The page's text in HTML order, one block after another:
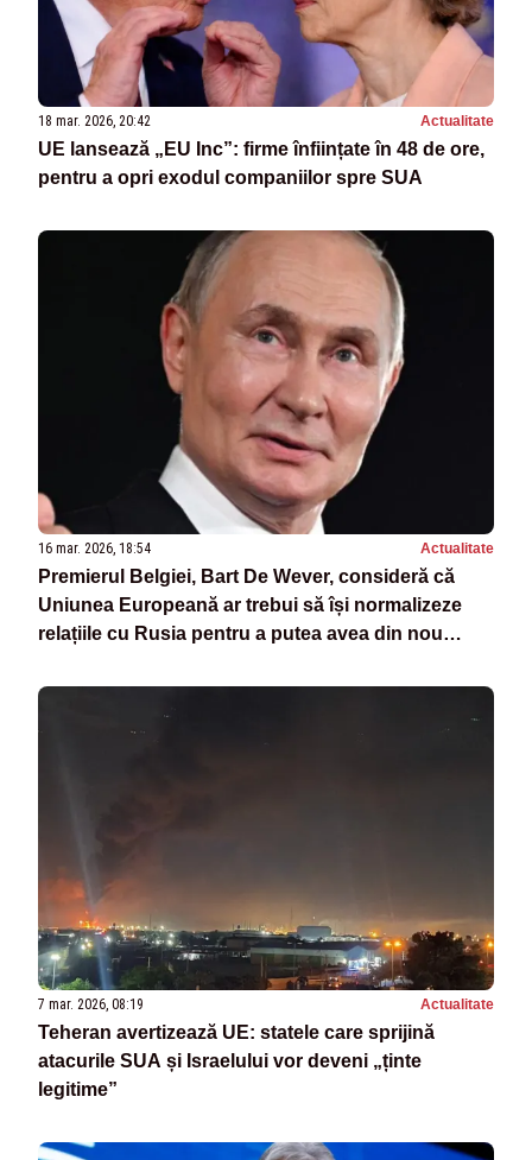
18 mar. 2026, 20:42 Actualitate
UE lansează „EU Inc”: firme înființate în 48 de ore,
pentru a opri exodul companiilor spre SUA
16 mar. 2026, 18:54 Actualitate
Premierul Belgiei, Bart De Wever, consideră că
Uniunea Europeană ar trebui să își normalizeze
relațiile cu Rusia pentru a putea avea din nou
7 mar. 2026, 08:19 Actualitate
Teheran avertizează UE: statele care sprijină
atacurile SUA și Israelului vor deveni „ținte
legitime”